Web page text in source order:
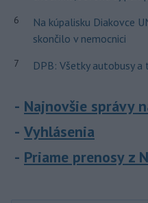
6
Na kúpalisku Diakovce
skončilo v nemocnici
7 DPB: Všetky autobusy
Najnovšie správy
Vyhlásenia
Priame prenosy z